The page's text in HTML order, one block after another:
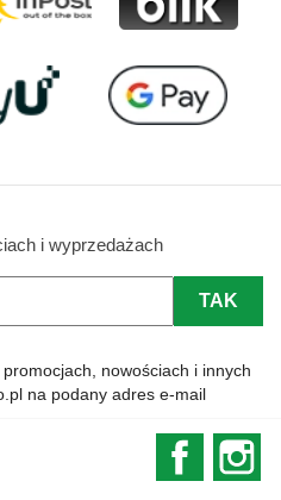
i wyprzedażach
nowościach i innych
na podany adres e-mail